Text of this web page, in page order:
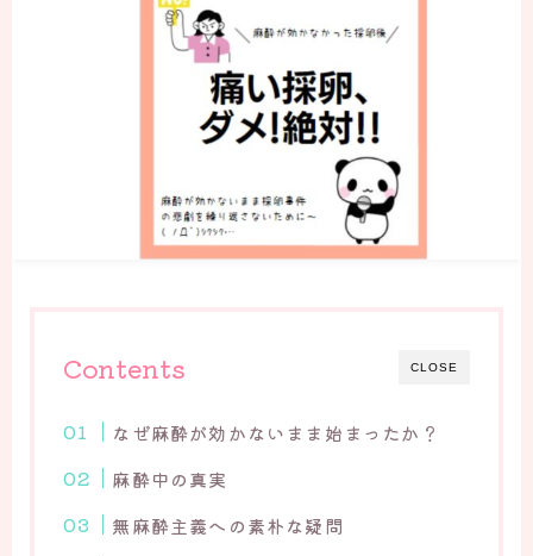
CLOSE
Contents
なぜ麻酔が効かないまま始まったか？
麻酔中の真実
無麻酔主義への素朴な疑問